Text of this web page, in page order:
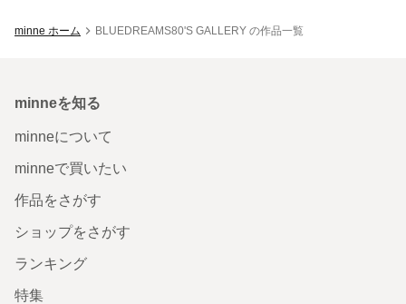
minne ホーム BLUEDREAMS80'S GALLERY の作品一覧
minneを知る
minneについて
minneで買いたい
作品をさがす
ショップをさがす
ランキング
特集